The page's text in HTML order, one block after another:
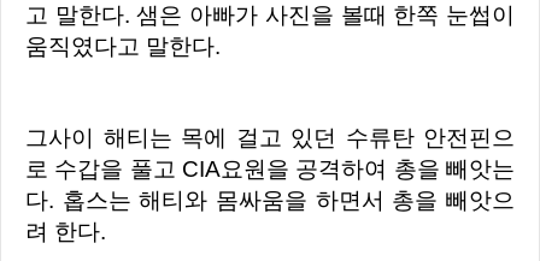
고 말한다. 샘은 아빠가 사진을 볼때 한쪽 눈썹이
움직였다고 말한다.
그사이 해티는 목에 걸고 있던 수류탄 안전핀으
로 수갑을 풀고 CIA요원을 공격하여 총을 빼앗는
다. 홉스는 해티와 몸싸움을 하면서 총을 빼앗으
려 한다.